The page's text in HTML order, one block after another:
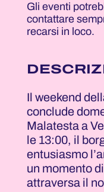
Gli eventi
contattare
recarsi in loco.
Il weekend
conclude
Malatesta a
le 13:00, il
entusiasmo
un momento
attraversa il